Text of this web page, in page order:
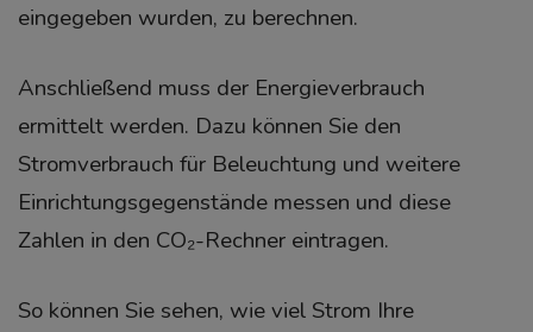
eingegeben wurden, zu berechnen.
Anschließend muss der Energieverbrauch
ermittelt werden. Dazu können Sie den
Stromverbrauch für Beleuchtung und weitere
Einrichtungsgegenstände messen und diese
Zahlen in den CO₂-Rechner eintragen.
So können Sie sehen, wie viel Strom Ihre